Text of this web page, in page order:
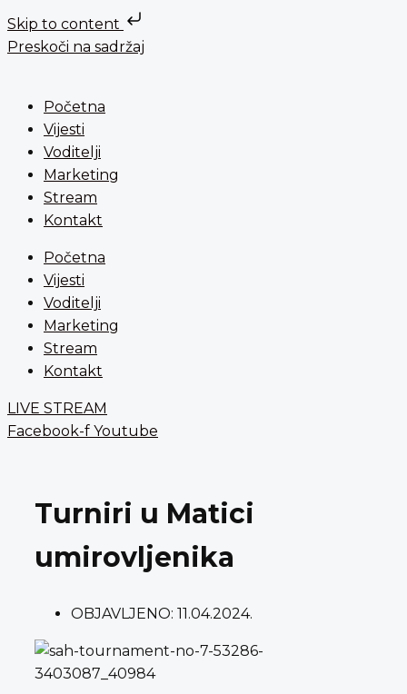
Skip to content
Preskoči na sadržaj
Početna
Vijesti
Voditelji
Marketing
Stream
Kontakt
Početna
Vijesti
Voditelji
Marketing
Stream
Kontakt
LIVE STREAM
Facebook-f Youtube
Turniri u Matici
umirovljenika
OBJAVLJENO: 11.04.2024.